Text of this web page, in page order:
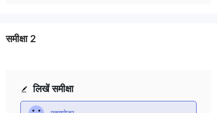
लिखें समीक्षा
समीक्षा2